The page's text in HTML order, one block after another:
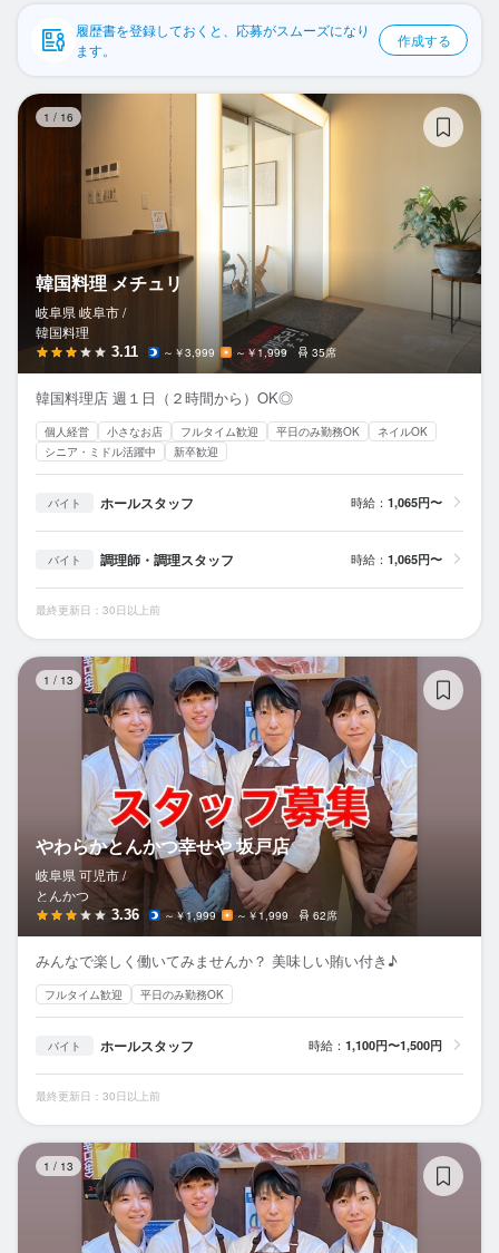
企業情報
履歴書を登録しておくと、応募がスムーズになり
ます。
作成する
1 / 16
韓国料理 メチュリ
岐阜県 岐阜市 /
韓国料理
3.11 ～￥3,999 ～￥1,999 35席
韓国料理店 週１日（２時間から）OK◎
個人経営 小さなお店 フルタイム歓迎 平日のみ勤務OK
ネイルOK
シニア・ミドル活躍中
新卒歓迎
バイト ホールスタッフ 時給： 1,065円〜
バイト 調理師・調理スタッフ 時給： 1,065円〜
最終更新日：30日以上前
1 / 13
やわらかとんかつ幸せや 坂戸店
岐阜県 可児市 /
とんかつ
3.36 ～￥1,999 ～￥1,999 62席
みんなで楽しく働いてみませんか？ 美味しい賄い付き♪
フルタイム歓迎 平日のみ勤務OK
バイト ホールスタッフ 時給： 1,100円〜1,500円
最終更新日：30日以上前
1 / 13